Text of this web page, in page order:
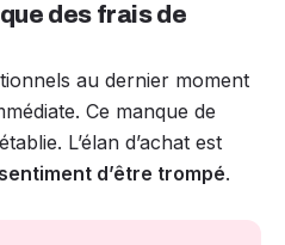
des frais de
au dernier moment
Ce manque de
L’élan d’achat est
d’être trompé.